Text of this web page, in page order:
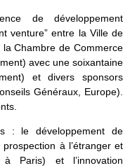
de développement
venture” entre la Ville de
Chambre de Commerce
avec une soixantaine
et divers sponsors
Généraux, Europe).
: le développement de
à l’étranger et
à Paris) et l’innovation